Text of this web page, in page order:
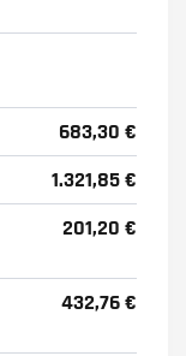
683,30 €
1.321,85 €
201,20 €
432,76 €